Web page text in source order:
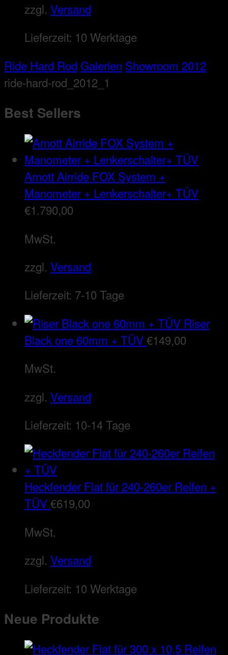
zzgl. Versand
Lieferzeit: 10 Werktage
Ride Hard Rod Galerien Showroom 2012
ride-hard-rod_2012_1
Best Sellers
Arnott Airride FOX System +
Manometer + Lenkerschalter+ TÜV
€1.790,00
MwSt.
zzgl. Versand
Lieferzeit: 7-10 Tage
Riser
Black one 60mm + TÜV€149,00
MwSt.
zzgl. Versand
Lieferzeit: 10-14 Tage
Heckfender Flat für 240-260er Reifen +
TÜV€619,00
MwSt.
zzgl. Versand
Lieferzeit: 10 Werktage
Neue Produkte